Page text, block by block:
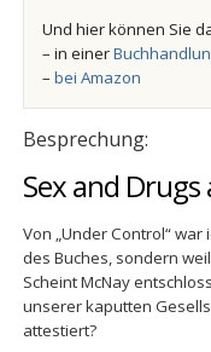
Und hier können Sie
– in einer
–bei Amazon
Besprechung:
Sex and
Von „Under Control“
des Buches, sondern
Scheint McNay
unserer kaputten
attestiert?